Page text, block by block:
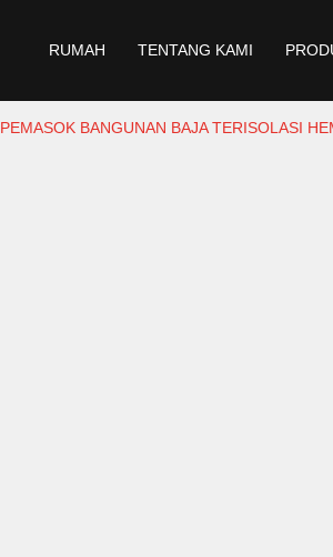
RUMAH TENTANG KAMI
PEMASOK BANGUNAN BAJA TERISOLASI